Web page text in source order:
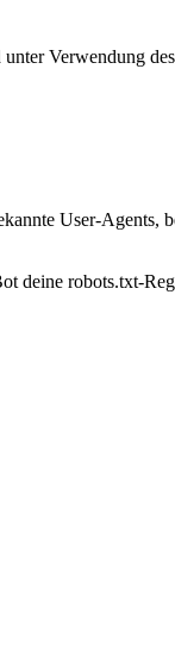
unter Verwendung
User-Agents,
deine robots.txt-